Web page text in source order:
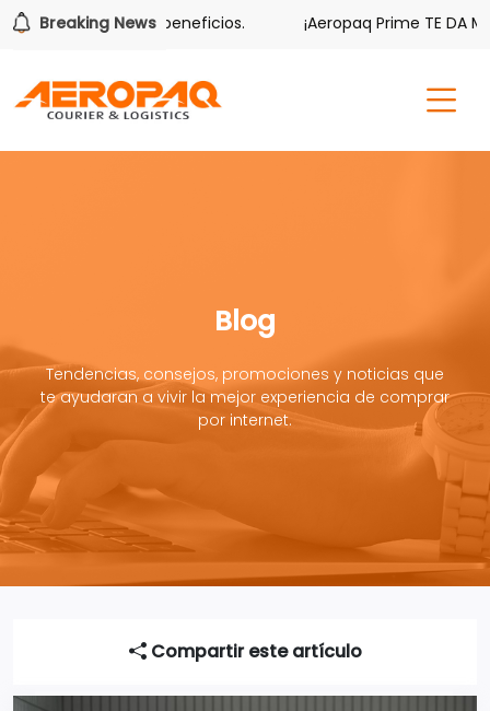
Breaking News
tiene sus beneficios. ¡Aeropaq Prime TE DA MÁS!
Blog
Tendencias, consejos, promociones y noticias que
te ayudaran a vivir la mejor experiencia de comprar
por internet.
Compartir este artículo